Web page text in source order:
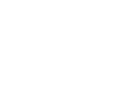
bemiddelingsvergoeding?
verantwoordelijk voor de
vragen